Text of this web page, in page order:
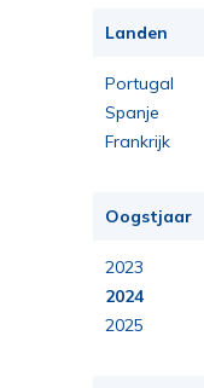
Landen
Portugal
Spanje
Frankrijk
Oogstjaar
2023
2024
2025